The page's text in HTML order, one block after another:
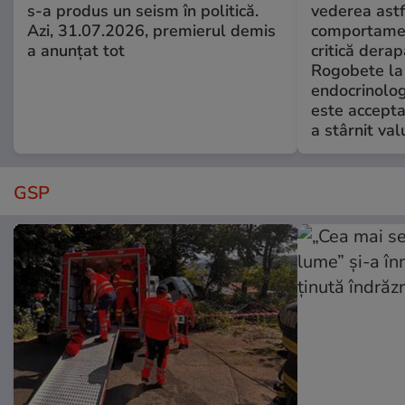
s-a produs un seism în politică.
Azi, 31.07.2026, premierul demis
a anunțat tot
vederea
critică
Rogobete
este
a stârnit
GSP